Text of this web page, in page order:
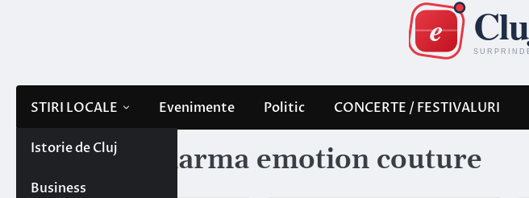
STIRI LOCALE
Istorie de Cluj
Business
Evenimente Politic CONCERTE / FESTIVALURI
Etichetă: kharma emotion couture